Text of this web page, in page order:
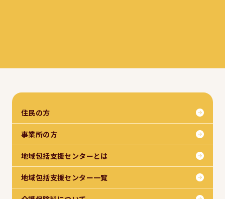
住民の方
事業所の方
地域包括支援センターとは
地域包括支援センター一覧